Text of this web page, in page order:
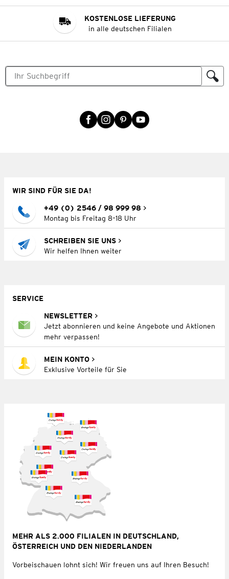
KOSTENLOSE LIEFERUNG
in alle deutschen Filialen
WIR SIND FÜR SIE DA!
+49 (0) 2546 / 98 999 98
Montag bis Freitag 8–18 Uhr
SCHREIBEN SIE UNS
Wir helfen Ihnen weiter
SERVICE
NEWSLETTER
Jetzt abonnieren und keine Angebote und Aktionen
mehr verpassen!
MEIN KONTO
Exklusive Vorteile für Sie
MEHR ALS 2.000 FILIALEN IN DEUTSCHLAND,
ÖSTERREICH UND DEN NIEDERLANDEN
Vorbeischauen lohnt sich! Wir freuen uns auf Ihren Besuch!